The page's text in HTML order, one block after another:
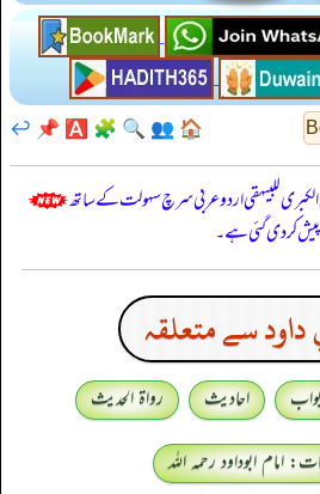
🏠
👥
🔍
🧩
🅰️
📌
↩️
للبيهقي اردو عربی سرچ سہولت کے ساتھ
پیش کر دی گئی ہے۔
داود سے متعلقہ
احادیث
رواۃ الحدیث
امام ابوداود رحمہ اللہ